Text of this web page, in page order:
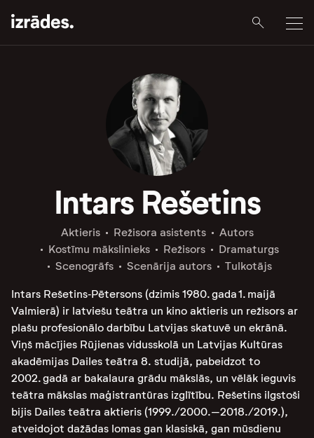
Intars Rešetins
Aktieris Režisora asistents
Autors
Kostīmu mākslinieks
Režisors
Dramaturgs
Scenogrāfs
Scenārija autors Tulkotājs
Intars Rešetins‑Pētersons (dzimis 1980. gada 1. maijā
Valmierā) ir latviešu teātra un kino aktieris un režisors ar
plašu profesionālo darbību Latvijas skatuvē un ekrānā.
Viņš mācījies Rūjienas vidusskolā un Latvijas Kultūras
akadēmijas Dailes teātra 8. studijā, pabeidzot to
2002. gadā ar bakalaura grādu mākslās, un vēlāk ieguvis
teātra mākslas maģistrantūras izglītību. Rešetins ilgstoši
bijis Dailes teātra aktieris (1999./2000.–2018./2019.),
atveidojot dažādas lomas gan klasiskā, gan mūsdienu